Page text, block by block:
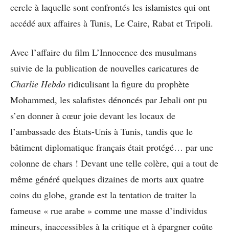
cercle à laquelle sont confrontés les islamistes qui ont
accédé aux affaires à Tunis, Le Caire, Rabat et Tripoli.
Avec l’affaire du film L’Innocence des musulmans
suivie de la publication de nouvelles caricatures de
Charlie Hebdo ridiculisant la figure du prophète
Mohammed, les salafistes dénoncés par Jebali ont pu
s’en donner à cœur joie devant les locaux de
l’ambassade des États-Unis à Tunis, tandis que le
bâtiment diplomatique français était protégé… par une
colonne de chars ! Devant une telle colère, qui a tout de
même généré quelques dizaines de morts aux quatre
coins du globe, grande est la tentation de traiter la
fameuse « rue arabe » comme une masse d’individus
mineurs, inaccessibles à la critique et à épargner coûte